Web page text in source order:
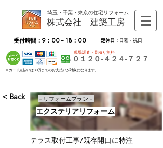
埼玉・千葉・東京の住宅リフォーム
株式会社 建築工房
受付時間：9：00～18：00 定休日： 日曜・祝日
現場調査・見積り無料
０１２０-４２４-７２７
※カード支払いは30万までのお支払いが対象になります。
< Back
エクステリアリフォーム
－リフォームプラン－
テラス取付工事/既存開口に特注